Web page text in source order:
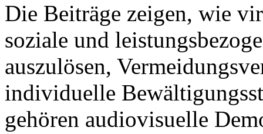
Die Beiträge zeigen, wie
soziale und
auszulösen,
individuelle
gehören audiovisuelle